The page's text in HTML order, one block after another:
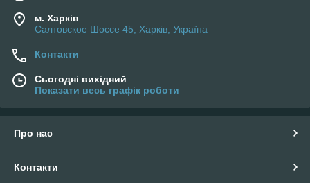
м. Харків
Салтовское Шоссе 45, Харків, Україна
Контакти
Сьогодні вихідний
Показати весь графік роботи
Про нас
Контакти